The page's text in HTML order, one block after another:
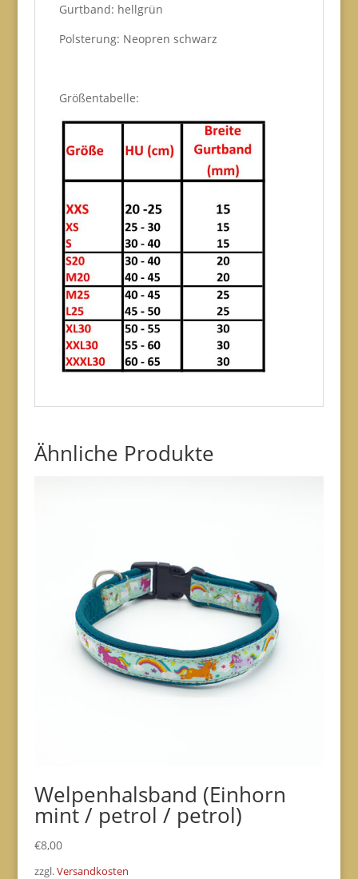
Gurtband: hellgrün
Polsterung: Neopren schwarz
Größentabelle:
Ähnliche Produkte
Welpenhalsband (Einhorn
mint / petrol / petrol)
€8,00
zzgl.Versandkosten